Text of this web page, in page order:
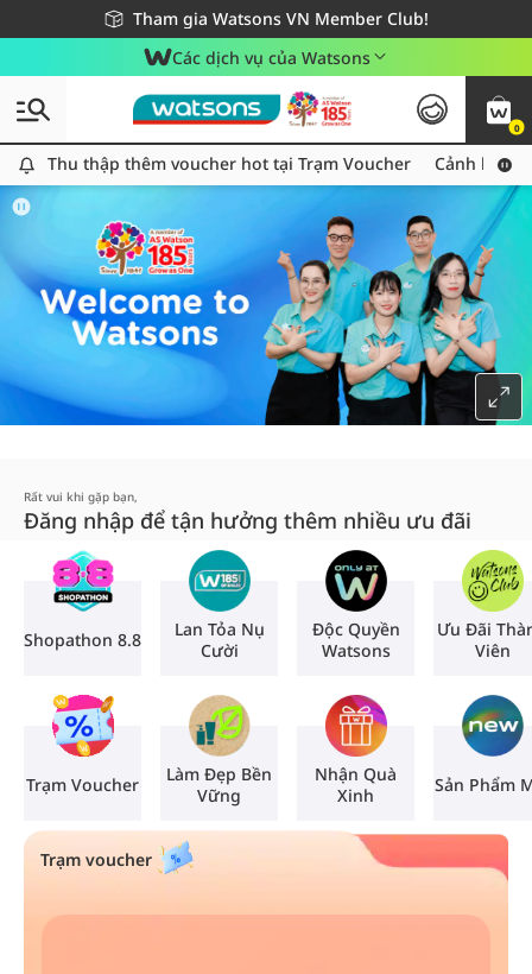
Tham gia Watsons VN Member Club!
Miễn phí giao hàng cho đơn hàng từ 249,000Đ
Giao hàng nhanh 24h - Áp dụng khu vực TP. Hồ Chí Minh
Các dịch vụ của Watsons
0
Thu thập thêm voucher hot tại Trạm Voucher
Thu thập thêm voucher hot tại Trạm Voucher Cảnh báo
Rất vui khi gặp bạn,
Đăng nhập để tận hưởng thêm nhiều ưu đãi
Shopathon 8.8
Lan Tỏa Nụ
Cười
Độc Quyền
Watsons
Ưu Đãi
Viên
Trạm Voucher
Làm Đẹp Bền
Vững
Nhận Quà
Xinh
Sản Phẩm
Trạm voucher